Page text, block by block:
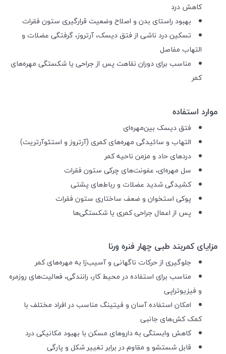
کاهش درد
بهبود راستای بدن و اصلاح وضعیت قرارگیری ستون فقرات
تسکین درد ناشی از فتق دیسک، آرتروز، گرفتگی عضلات و
التهاب مفاصل
مناسب برای دوران نقاهت پس از جراحی یا شکستگی مهره‌های
کمر
موارد استفاده
فتق دیسک بین‌مهره‌ای
التهاب و سائیدگی مهره‌های کمری (آرتروز و استئوآرتریت)
دردهای حاد و مزمن ناحیه کمر
سل مهره‌ای، عفونت‌های چرکی ستون فقرات
کشیدگی شدید عضلات و رباط‌های پشتی
پوکی استخوان و ضعف ساختاری ستون فقرات
پس از اعمال جراحی کمری یا شکستگی‌ها
مزایای کمربند طبی چهار فنره ورنا
جلوگیری از حرکات ناگهانی و آسیب‌زا به مهره‌های کمر
مناسب برای استفاده در محیط کار، رانندگی، فعالیت‌های روزمره
و فیزیوتراپی
امکان استفاده آسان و فیتینگ مناسب در افراد مختلف با
کمک کش‌های جانبی
کاهش وابستگی به داروهای مسکن با بهبود مکانیکی درد
قابل شستشو و مقاوم در برابر تغییر شکل و پارگی